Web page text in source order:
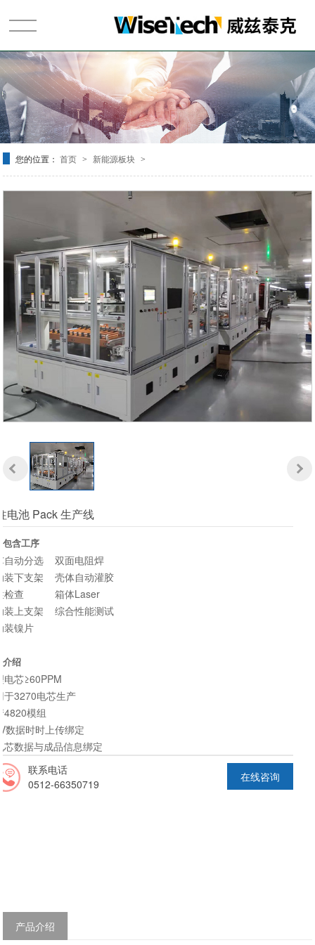
首页
关于我们
产品展示
客户案例
视频专区
在线留言
联系我们
您的位置：首页 > 新能源板块 >
电池 Pack 生产线
包含工序
自动分选 双面电阻焊
装下支架 壳体自动灌胶
检查 箱体Laser
装上支架 综合性能测试
装镍片
介绍
电芯≥60PPM
于3270电芯生产
4820模组
数据时时上传绑定
芯数据与成品信息绑定
在线咨询
联系电话
0512-66350719
产品介绍